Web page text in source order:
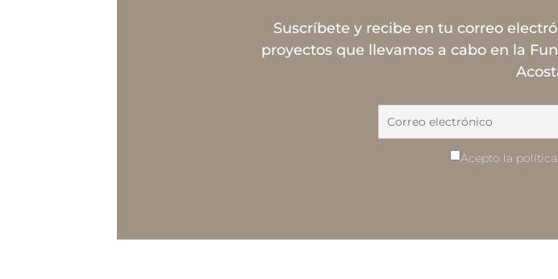
Suscríbete y recibe en tu correo
proyectos que llevamos a cabo en la
Acepto la